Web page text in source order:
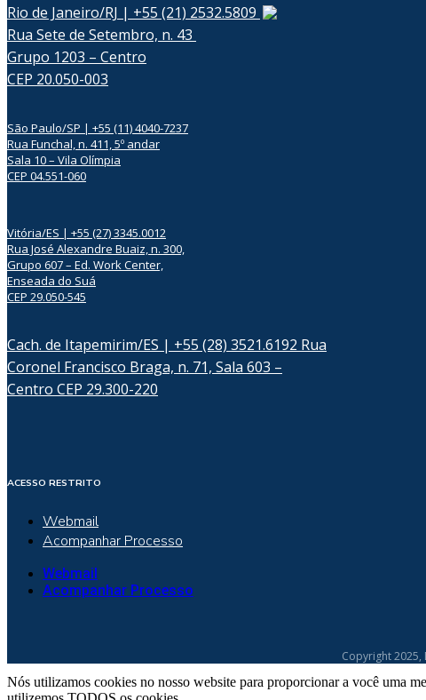
Rio de Janeiro/RJ | +55 (21) 2532.5809
Rua Sete de Setembro, n. 43
Grupo 1203 – Centro
CEP 20.050-003
São Paulo/SP | +55 (11) 4040-7237
Rua Funchal, n. 411, 5º andar
Sala 10 – Vila Olímpia
CEP 04.551-060
Vitória/ES | +55 (27) 3345.0012
Rua José Alexandre Buaiz, n. 300,
Grupo 607 – Ed. Work Center,
Enseada do Suá
CEP 29.050-545
Cach. de Itapemirim/ES | +55 (28) 3521.6192 Rua
Coronel Francisco Braga, n. 71, Sala 603 –
Centro CEP 29.300-220
ACESSO RESTRITO
Webmail
Acompanhar Processo
Webmail
Acompanhar Processo
Copyright
Nós utilizamos cookies no nosso website para proporcionar a você uma